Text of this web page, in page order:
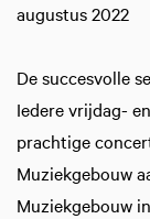
augustus 2022
De succesvolle
Iedere vrijdag-
prachtige
Muziekgebouw
Muziekgebouw